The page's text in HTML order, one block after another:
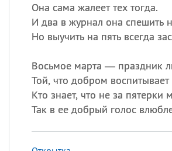
Она сама жалеет тех тогда.
И два в журнал она спешить
Но выучить на пять всегда
Восьмое марта — праздник
Той, что добром воспитывает
Кто знает, что не за пятерки
Так в ее добрый голос